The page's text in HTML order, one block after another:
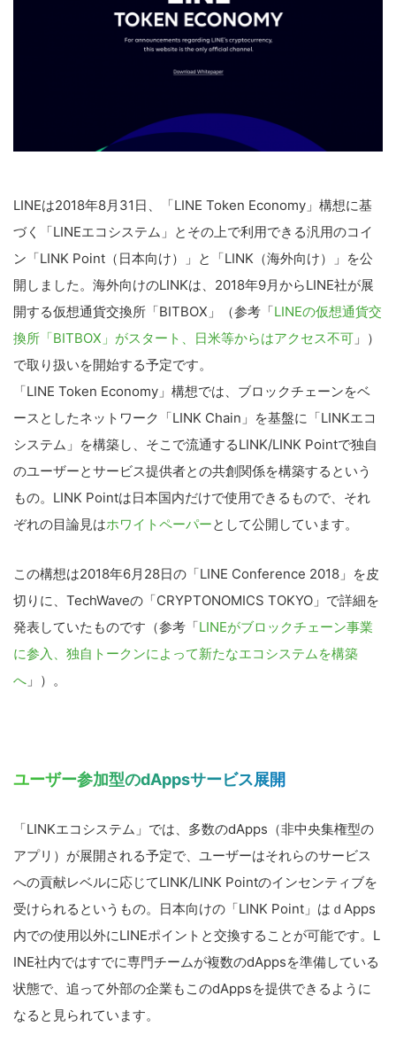
などを経て、現在、スタートアップ支援側の取り組みに
注力中。
LINEは2018年8月31日、「LINE Token Economy」構想に基
づく「LINEエコシステム」とその上で利用できる汎用のコイ
ン「LINK Point（日本向け）」と「LINK（海外向け）」を公
開しました。海外向けのLINKは、2018年9月からLINE社が展
開する仮想通貨交換所「BITBOX」（参考「LINEの仮想通貨交
換所「BITBOX」がスタート、日米等からはアクセス不可 」）
で取り扱いを開始する予定です。
「LINE Token Economy」構想では、ブロックチェーンをベ
ースとしたネットワーク「LINK Chain」を基盤に「LINKエコ
システム」を構築し、そこで流通するLINK/LINK Pointで独自
のユーザーとサービス提供者との共創関係を構築するという
もの。LINK Pointは日本国内だけで使用できるもので、それ
ぞれの目論見はホワイトペーパーとして公開しています。
この構想は2018年6月28日の「LINE Conference 2018」を皮
切りに、TechWaveの「CRYPTONOMICS TOKYO」で詳細を
発表していたものです（参考「LINEがブロックチェーン事業
に参入、独自トークンによって新たなエコシステムを構築
へ 」）。
ユーザー参加型のdAppsサービス展開
「LINKエコシステム」では、多数のdApps（非中央集権型の
アプリ）が展開される予定で、ユーザーはそれらのサービス
への貢献レベルに応じてLINK/LINK Pointのインセンティブを
受けられるというもの。日本向けの「LINK Point」はｄApps
内での使用以外にLINEポイントと交換することが可能です。L
INE社内ではすでに専門チームが複数のdAppsを準備している
状態で、追って外部の企業もこのdAppsを提供できるように
なると見られています。
Block Data Bank